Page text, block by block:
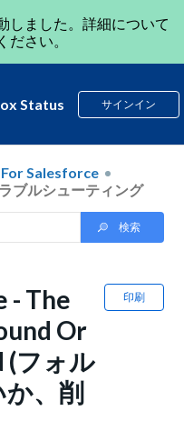
しました。詳細について
ださい。
Status サインイン
Salesforce
ブルシューティング
印刷
- The
Or
(フォル
、削